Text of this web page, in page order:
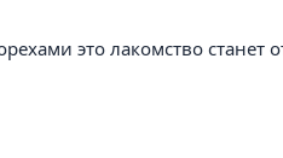
это лакомство